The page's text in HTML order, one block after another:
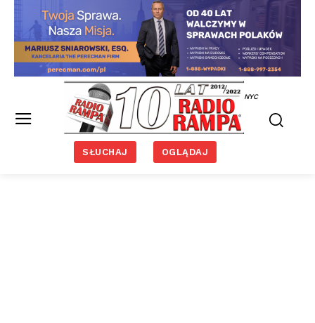
NYC
SŁUCHAJ OGLĄDAJ